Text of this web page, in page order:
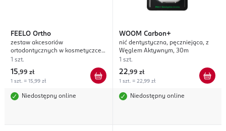
FEELO Ortho
zestaw akcesoriów
ortodontycznych w kosmetyczce,
Zielony
1 szt.
15,99 zł
1 szt. = 15,99 zł
Niedostępny online
WOOM Carbon+
nić dentystyczna, pęczniejąca, z
Węglem Aktywnym, 30m
1 szt.
22,99 zł
1 szt. = 22,99 zł
Niedostępny online